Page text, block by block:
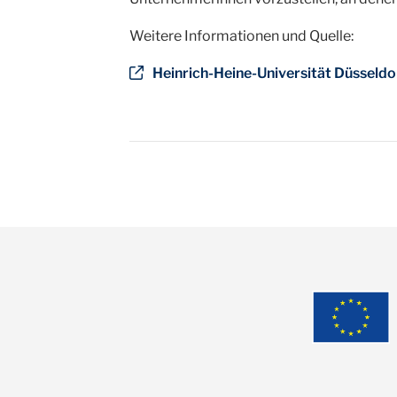
Weitere Informationen und Quelle:
Heinrich-Heine-Universität